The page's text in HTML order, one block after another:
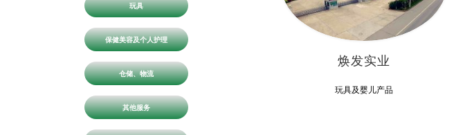
玩具
保健美容及个人护理
仓储、物流
其他服务
焕发实业
玩具及婴儿产品